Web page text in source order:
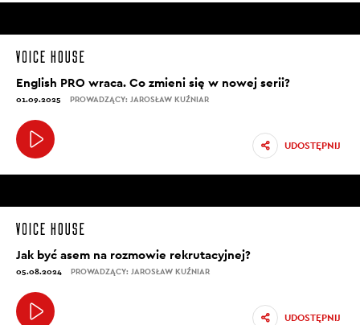
English PRO wraca. Co zmieni się w nowej serii?
01.09.2025 PROWADZĄCY: JAROSŁAW KUŹNIAR
UDOSTĘPNIJ
Jak być asem na rozmowie rekrutacyjnej?
05.08.2024 PROWADZĄCY: JAROSŁAW KUŹNIAR
UDOSTĘPNIJ